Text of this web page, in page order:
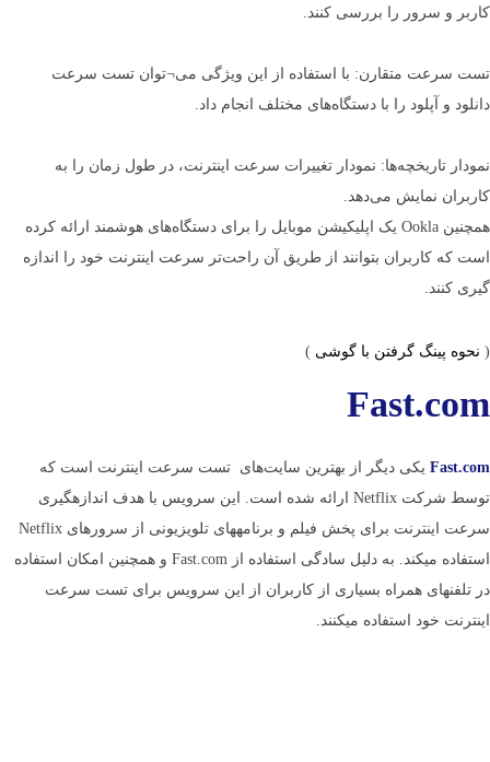
کاربر و سرور را بررسی کنند.
تست سرعت متقارن: با استفاده از این ویژگی می¬توان تست سرعت
دانلود و آپلود را با دستگاه‌های مختلف انجام داد.
نمودار تاریخچه‌ها: نمودار تغییرات سرعت اینترنت، در طول زمان را به
کاربران نمایش می‌دهد.
همچنین Ookla یک اپلیکیشن موبایل را برای دستگاه­‌های هوشمند ارائه کرده
است که کاربران بتوانند از طریق آن راحت­‌تر سرعت اینترنت خود را اندازه­‌
گیری کنند.
( نحوه پینگ گرفتن با گوشی )
Fast.com
Fast.com یکی دیگر از بهترین سایت‌های تست سرعت اینترنت است که
توسط شرکت Netflix ارائه شده است. این سرویس با هدف اندازه­گیری
سرعت اینترنت برای پخش فیلم و برنامه­های تلویزیونی از سرورهای Netflix
استفاده می­کند. به دلیل سادگی استفاده از Fast.com و همچنین امکان استفاده
در تلفن­های همراه بسیاری از کاربران از این سرویس برای تست سرعت
اینترنت خود استفاده می­کنند.